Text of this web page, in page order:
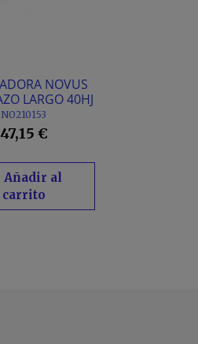
NOVUS
LARGO 40HJ
NO210153
47,15 €
Añadir al
carrito